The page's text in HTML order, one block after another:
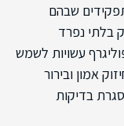
שבהם
בלתי נפרד
עשויות לשמש
אמון ובירור
בדיקות